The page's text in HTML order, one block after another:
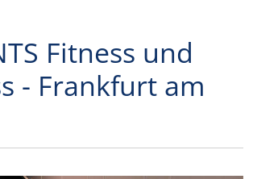
Fitness und
- Frankfurt am